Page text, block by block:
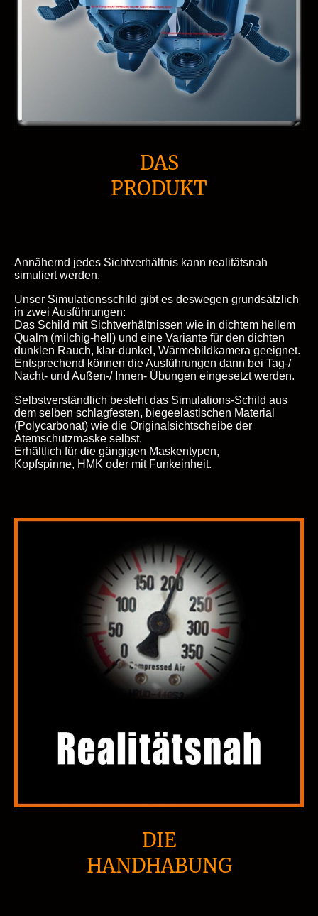
DAS
PRODUKT
Annähernd jedes Sichtverhältnis kann realitätsnah
simuliert werden.
Unser Simulationsschild gibt es deswegen grundsätzlich
in zwei Ausführungen:
Das Schild mit Sichtverhältnissen wie in dichtem hellem
Qualm (milchig-hell) und eine Variante für den dichten
dunklen Rauch, klar-dunkel, Wärmebildkamera geeignet.
Entsprechend können die Ausführungen dann bei Tag-/
Nacht- und Außen-/ Innen- Übungen eingesetzt werden.
Selbstverständlich besteht das Simulations-Schild aus
dem selben schlagfesten, biegeelastischen Material
(Polycarbonat) wie die Originalsichtscheibe der
Atemschutzmaske selbst.
Erhältlich für die gängigen Maskentypen,
Kopfspinne, HMK oder mit Funkeinheit.
DIE
HANDHABUNG